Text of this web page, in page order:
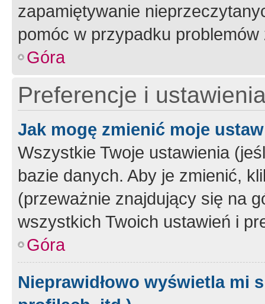
zapamiętywanie
pomóc w przypadku
Góra
Preferencje i
Jak mogę zmienić moje
Wszystkie Twoje ustawienia
bazie danych. Aby je zmienić,
(przeważnie znajdujący się na
wszystkich Twoich ustawień i
Góra
Nieprawidłowo wyświetla mi